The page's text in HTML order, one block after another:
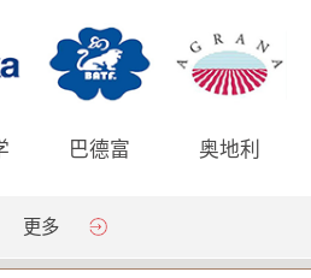
巴德富 奥地利
更多